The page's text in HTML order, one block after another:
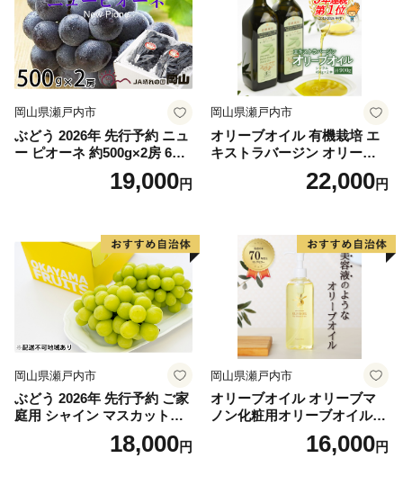
岡山県瀬戸内市
ぶどう 2026年 先行予約 ニュ
ー ピオーネ 約500g×2房 6月
下旬〜7月下旬発送 ブドウ 葡
19,000円
岡山県瀬戸内市
オリーブオイル 有機栽培 エ
キストラバージン オリーブ
オイル シングル 2本 セット
オーガニック 調味料 油 オリ
22,000円
岡山県瀬戸内市
ぶどう 2026年 先行予約 ご家
庭用 シャイン マスカット
2〜3房 合計約1.2kg ブドウ
18,000円
岡山県瀬戸内市
オリーブオイル オリーブマ
ノン化粧用オリーブオイル 2
00ml オリーブ オイル 美容
スキンケア 化粧用 油 オリー
16,000円